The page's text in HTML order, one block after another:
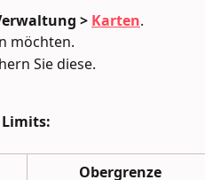
> Karten.
möchten.
Sie diese.
Limits:
Obergrenze